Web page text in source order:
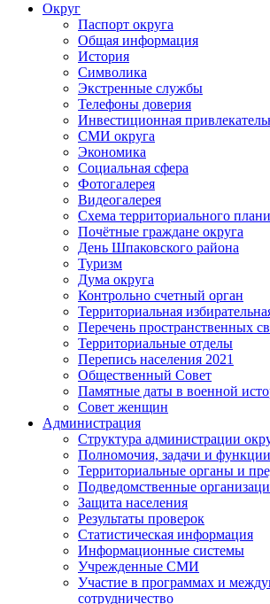
Округ
Паспорт округа
Общая информация
История
Символика
Экстренные службы
Телефоны доверия
Инвестиционная
СМИ округа
Экономика
Социальная сфера
Фотогалерея
Видеогалерея
Схема территориального
Почётные граждане округа
День Шпаковского района
Туризм
Дума округа
Контрольно счетный орган
Территориальная
Перечень пространственных
Территориальные отделы
Перепись населения 2021
Общественный Совет
Памятные даты в военной
Совет женщин
Администрация
Структура администрации
Полномочия, задачи и функции
Территориальные органы и
Подведомственные
Защита населения
Результаты проверок
Статистическая информация
Информационные системы
Учрежденные СМИ
Участие в программах и
сотрудничество